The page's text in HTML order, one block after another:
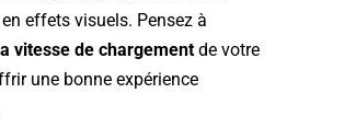
effets visuels. Pensez à
vitesse de chargementde votre
une bonne expérience